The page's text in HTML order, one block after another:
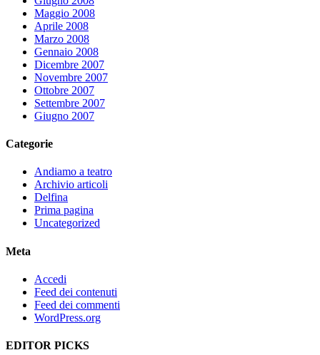
Maggio 2008
Aprile 2008
Marzo 2008
Gennaio 2008
Dicembre 2007
Novembre 2007
Ottobre 2007
Settembre 2007
Giugno 2007
Categorie
Andiamo a teatro
Archivio articoli
Delfina
Prima pagina
Uncategorized
Meta
Accedi
Feed dei contenuti
Feed dei commenti
WordPress.org
EDITOR PICKS